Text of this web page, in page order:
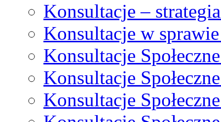
Konsultacje –
Konsultacje w
Konsultacje
Konsultacje
Konsultacje